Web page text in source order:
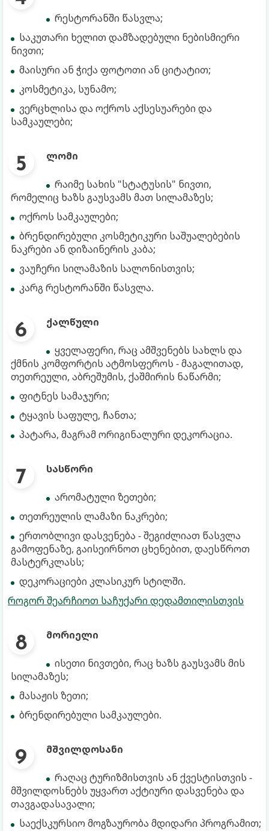
რესტორანში წასვლა;
საკუთარი ხელით დამზადებული ნებისმიერი
ნივთი;
მაისური ან ჭიქა ფოტოთი ან ციტატით;
კოსმეტიკა, სუნამო;
ვერცხლისა და ოქროს აქსესუარები და
სამკაულები;
ლომი
რაიმე სახის "სტატუსის" ნივთი,
რომელიც ხაზს გაუსვამს მათ სილამაზეს;
ოქროს სამკაულები;
ბრენდირებული კოსმეტიკური საშუალებების
ნაკრები ან დიზაინერის კაბა;
ვაუჩერი სილამაზის სალონისთვის;
კარგ რესტორანში წასვლა.
ქალწული
ყველაფერი, რაც ამშვენებს სახლს და
ქმნის კომფორტის ატმოსფეროს - მაგალითად,
თეთრეული, აბრეშუმის, ქაშმირის ნაწარმი;
ფიტნეს სამაჯური;
ტყავის საფულე, ჩანთა;
პატარა, მაგრამ ორიგინალური დეკორაცია.
სასწორი
არომატული ზეთები;
თეთრეულის ლამაზი ნაკრები;
ერთობლივი დასვენება - შეგიძლიათ წასვლა
გამოფენაზე, გაისეირნოთ ცხენებით, დაესწროთ
მასტერკლასს;
დეკორაციები კლასიკურ სტილში.
როგორ შეარჩიოთ საჩუქარი დედამთილისთვის
მორიელი
ისეთი ნივთები, რაც ხაზს გაუსვამს მის
სილამაზეს;
მასაჟის ზეთი;
ბრენდირებული სამკაულები.
მშვილდოსანი
რაღაც ტურიზმისთვის ან ქვესტისთვის -
მშვილდოსნებს უყვართ აქტიური დასვენება და
თავგადასავალი;
საექსკურსიო მოგზაურობა მდიდარი პროგრამით;